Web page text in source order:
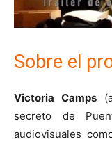
Sobre el
Victoria Camps
secreto de
audiovisuales